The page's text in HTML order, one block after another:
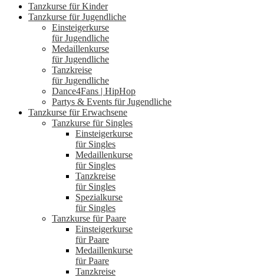
Tanzkurse für Kinder
Tanzkurse für Jugendliche
Einsteigerkurse
für Jugendliche
Medaillenkurse
für Jugendliche
Tanzkreise
für Jugendliche
Dance4Fans | HipHop
Partys & Events für Jugendliche
Tanzkurse für Erwachsene
Tanzkurse für Singles
Einsteigerkurse
für Singles
Medaillenkurse
für Singles
Tanzkreise
für Singles
Spezialkurse
für Singles
Tanzkurse für Paare
Einsteigerkurse
für Paare
Medaillenkurse
für Paare
Tanzkreise